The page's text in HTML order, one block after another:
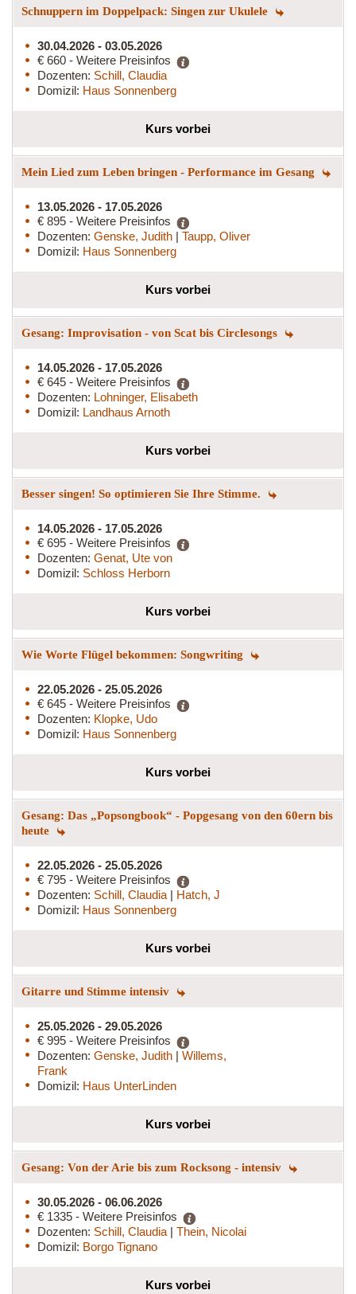
Schnuppern im Doppelpack: Singen zur Ukulele
30.04.2026 - 03.05.2026
€ 660 - Weitere Preisinfos
Dozenten: Schill, Claudia
Domizil: Haus Sonnenberg
Kurs vorbei
Mein Lied zum Leben bringen - Performance im Gesang
13.05.2026 - 17.05.2026
€ 895 - Weitere Preisinfos
Dozenten: Genske, Judith | Taupp, Oliver
Domizil: Haus Sonnenberg
Kurs vorbei
Gesang: Improvisation - von Scat bis Circlesongs
14.05.2026 - 17.05.2026
€ 645 - Weitere Preisinfos
Dozenten: Lohninger, Elisabeth
Domizil: Landhaus Arnoth
Kurs vorbei
Besser singen! So optimieren Sie Ihre Stimme.
14.05.2026 - 17.05.2026
€ 695 - Weitere Preisinfos
Dozenten: Genat, Ute von
Domizil: Schloss Herborn
Kurs vorbei
Wie Worte Flügel bekommen: Songwriting
22.05.2026 - 25.05.2026
€ 645 - Weitere Preisinfos
Dozenten: Klopke, Udo
Domizil: Haus Sonnenberg
Kurs vorbei
Gesang: Das „Popsongbook“ - Popgesang von den 60ern bis
heute
22.05.2026 - 25.05.2026
€ 795 - Weitere Preisinfos
Dozenten: Schill, Claudia | Hatch, J
Domizil: Haus Sonnenberg
Kurs vorbei
Gitarre und Stimme intensiv
25.05.2026 - 29.05.2026
€ 995 - Weitere Preisinfos
Dozenten: Genske, Judith | Willems,
Frank
Domizil: Haus UnterLinden
Kurs vorbei
Gesang: Von der Arie bis zum Rocksong - intensiv
30.05.2026 - 06.06.2026
€ 1335 - Weitere Preisinfos
Dozenten: Schill, Claudia | Thein, Nicolai
Domizil: Borgo Tignano
Kurs vorbei